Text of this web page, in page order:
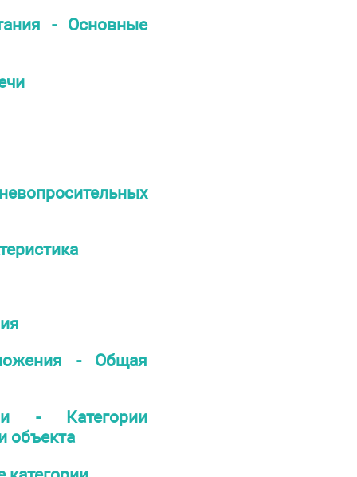
- Основные
- Общая
- Категории
объекта